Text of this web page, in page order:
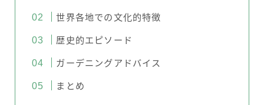
世界各地での文化的特徴
歴史的エピソード
ガーデニングアドバイス
まとめ